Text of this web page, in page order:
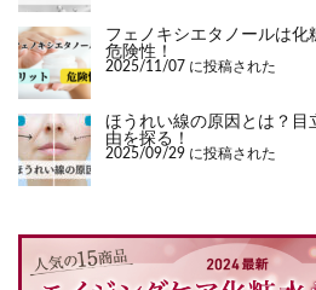
フェノキシエタノールは化
危険性！
2025/11/07 に投稿された
ほうれい線の原因とは？目
由を探る！
2025/09/29 に投稿された